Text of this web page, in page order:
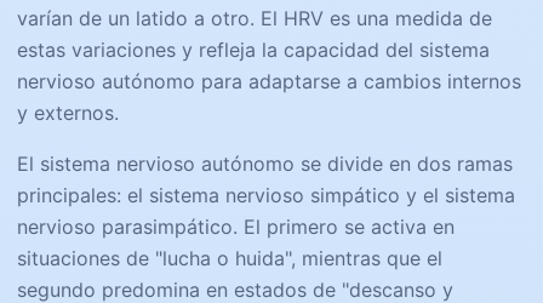
varían de un latido a otro. El HRV es una medida de
estas variaciones y refleja la capacidad del sistema
nervioso autónomo para adaptarse a cambios internos
y externos.
El sistema nervioso autónomo se divide en dos ramas
principales: el sistema nervioso simpático y el sistema
nervioso parasimpático. El primero se activa en
situaciones de "lucha o huida", mientras que el
segundo predomina en estados de "descanso y